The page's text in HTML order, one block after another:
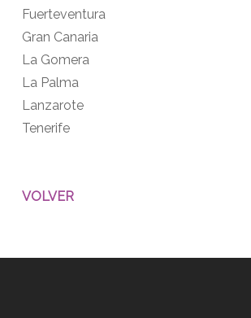
Fuerteventura
Gran Canaria
La Gomera
La Palma
Lanzarote
Tenerife
VOLVER